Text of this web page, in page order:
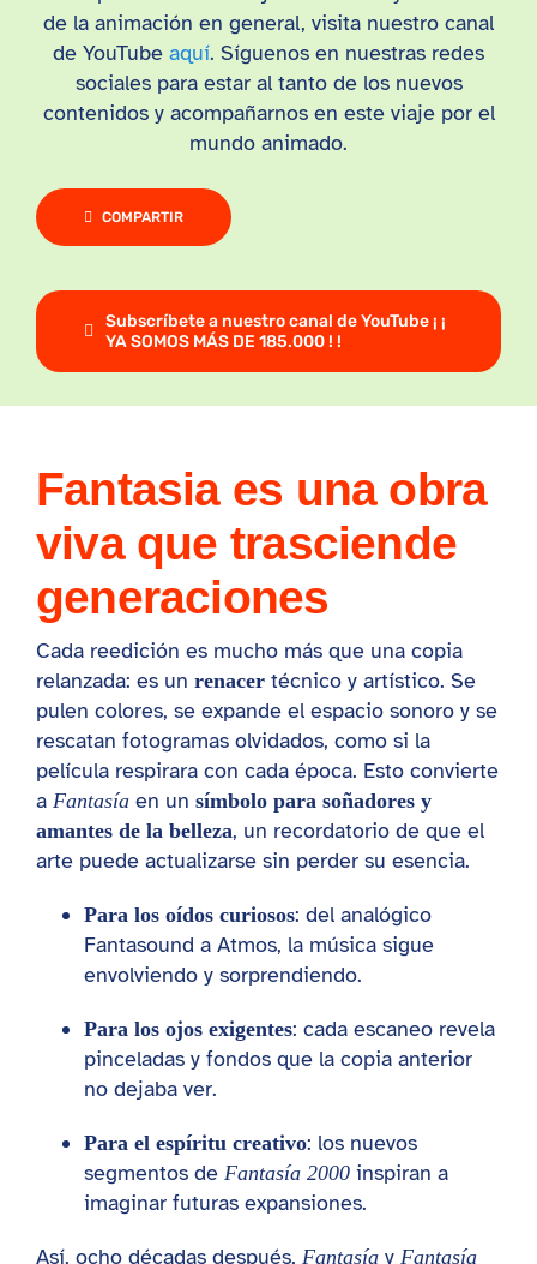
de la animación en general, visita nuestro canal
de YouTube aquí. Síguenos en nuestras redes
sociales para estar al tanto de los nuevos
contenidos y acompañarnos en este viaje por el
mundo animado.
COMPARTIR
Subscríbete a nuestro canal de YouTube ¡ ¡
YA SOMOS MÁS DE 185.000 ! !
Fantasia es una obra
viva que trasciende
generaciones
Cada reedición es mucho más que una copia
relanzada: es un renacertécnico y artístico. Se
pulen colores, se expande el espacio sonoro y se
rescatan fotogramas olvidados, como si la
película respirara con cada época. Esto convierte
a Fantasíaen un símbolo para soñadores y
amantes de la belleza, un recordatorio de que el
arte puede actualizarse sin perder su esencia.
Para los oídos curiosos: del analógico
Fantasound a Atmos, la música sigue
envolviendo y sorprendiendo.
Para los ojos exigentes: cada escaneo revela
pinceladas y fondos que la copia anterior
no dejaba ver.
Para el espíritu creativo: los nuevos
segmentos de Fantasía 2000inspiran a
imaginar futuras expansiones.
Así, ocho décadas después, Fantasíay Fantasía